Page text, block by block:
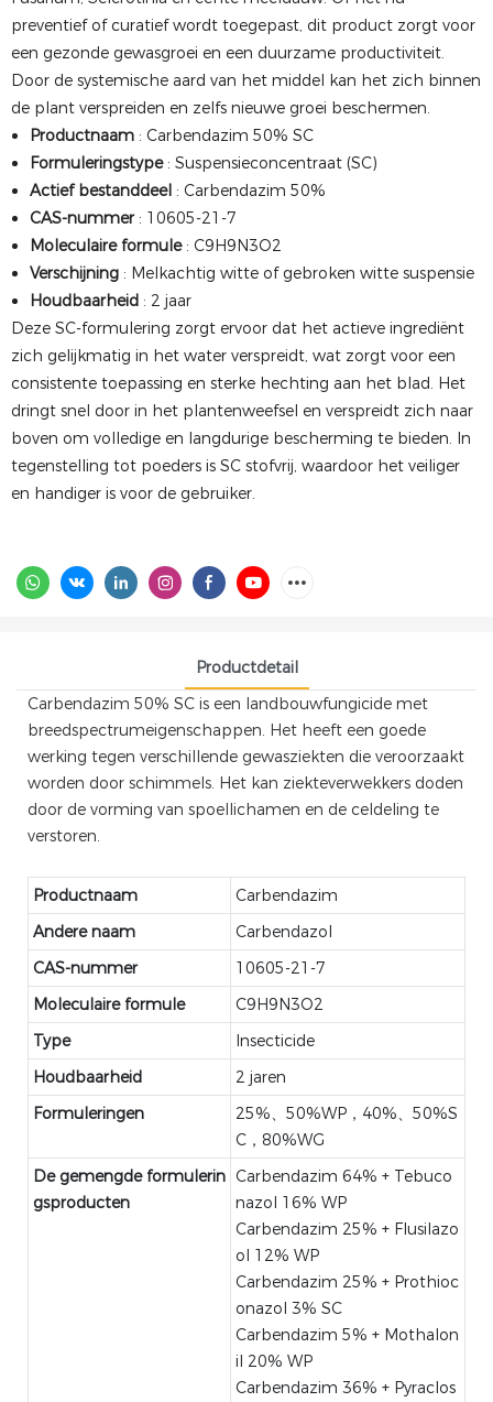
preventief of curatief wordt toegepast, dit product zorgt voor
een gezonde gewasgroei en een duurzame productiviteit.
Door de systemische aard van het middel kan het zich binnen
de plant verspreiden en zelfs nieuwe groei beschermen.
Productnaam : Carbendazim 50% SC
Formuleringstype : Suspensieconcentraat (SC)
Actief bestanddeel : Carbendazim 50%
CAS-nummer : 10605-21-7
Moleculaire formule : C9H9N3O2
Verschijning : Melkachtig witte of gebroken witte suspensie
Houdbaarheid : 2 jaar
Deze SC-formulering zorgt ervoor dat het actieve ingrediënt
zich gelijkmatig in het water verspreidt, wat zorgt voor een
consistente toepassing en sterke hechting aan het blad. Het
dringt snel door in het plantenweefsel en verspreidt zich naar
boven om volledige en langdurige bescherming te bieden. In
tegenstelling tot poeders is SC stofvrij, waardoor het veiliger
en handiger is voor de gebruiker.
Productdetail
Carbendazim 50% SC is een landbouwfungicide met
breedspectrumeigenschappen. Het heeft een goede
werking tegen verschillende gewasziekten die veroorzaakt
worden door schimmels. Het kan ziekteverwekkers doden
door de vorming van spoellichamen en de celdeling te
verstoren.
Productnaam
Carbendazim
Andere naam
Carbendazol
CAS-nummer
10605-21-7
Moleculaire formule
C9H9N3O2
Type
Insecticide
Houdbaarheid
2 jaren
Formuleringen
25%、50%WP，40%、50%S
C，80%WG
De gemengde formulerin
gsproducten
Carbendazim 64% + Tebuco
nazol 16% WP
Carbendazim 25% + Flusilazo
ol 12% WP
Carbendazim 25% + Prothioc
onazol 3% SC
Carbendazim 5% + Mothalon
il 20% WP
Carbendazim 36% + Pyraclos